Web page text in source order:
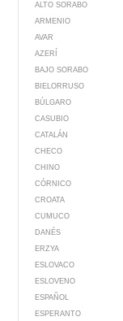
ALTO SORABO
ARMENIO
AVAR
AZERÍ
BAJO SORABO
BIELORRUSO
BÚLGARO
CASUBIO
CATALÁN
CHECO
CHINO
CÓRNICO
CROATA
CUMUCO
DANÉS
ERZYA
ESLOVACO
ESLOVENO
ESPAÑOL
ESPERANTO